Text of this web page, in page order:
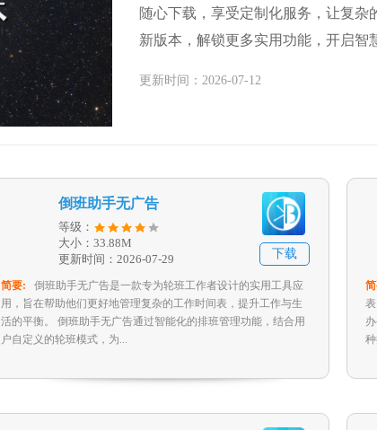
随心下载，享受定制化服务，让复
新版本，解锁更多实用功能，开启
更新时间：2026-07-12
倒班助手无广告
等级：
大小：33.88M
更新时间：2026-07-29
下载
简要:
倒班助手无广告是一款专为轮班工作者设计的实用工具应
用，旨在帮助他们更好地管理复杂的工作时间表，提升工作与生
活的平衡。 倒班助手无广告通过智能化的排班管理功能，结合用
户自定义的轮班模式，为...